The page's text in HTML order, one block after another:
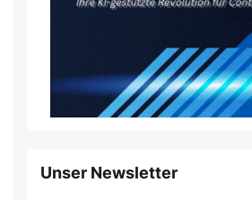
Unser Newsletter